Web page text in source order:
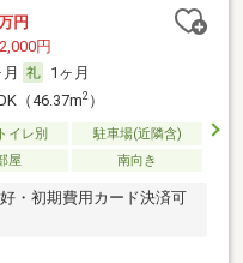
円
円
1ヶ月
（46.37m2）
イレ別
駐車場(近隣含)
屋 南向き
・初期費用カード決済可